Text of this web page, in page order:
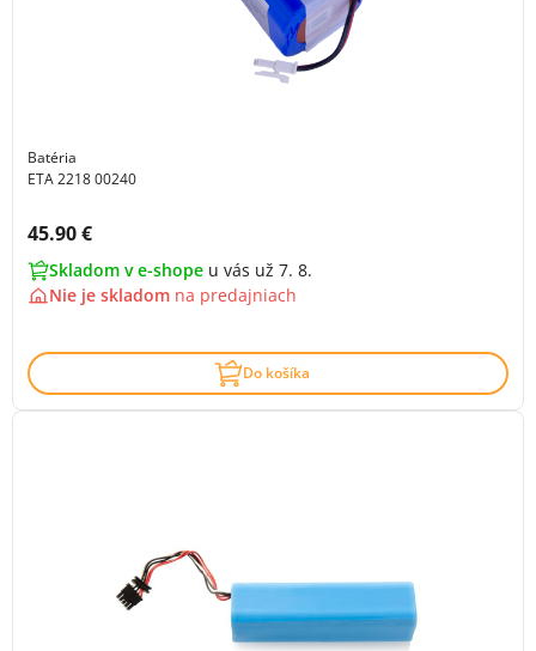
Batéria
ETA 2218 00240
Cena s DPH:
45.90 €
Skladom v e-shope u vás už 7. 8.
Nie je skladom na predajniach
Do košíka